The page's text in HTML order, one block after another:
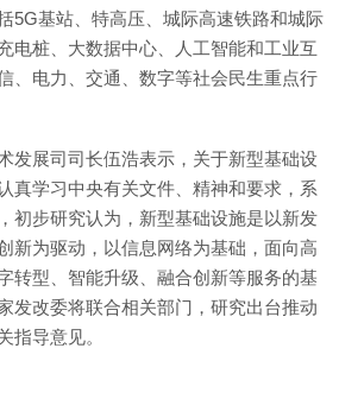
5G基站、特高压、城际高速铁路和城际
电桩、大数据中心、人工智能和工业互
、电力、交通、数字等社会民生重点行
发展司司长伍浩表示，关于新型基础设
真学习中央有关文件、精神和要求，系
初步研究认为，新型基础设施是以新发
新为驱动，以信息网络为基础，面向高
转型、智能升级、融合创新等服务的基
发改委将联合相关部门，研究出台推动
指导意见。